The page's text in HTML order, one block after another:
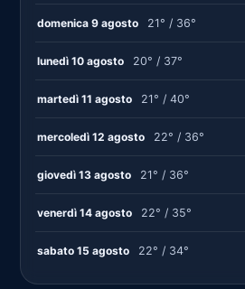
domenica 9 agosto 21° / 36°
lunedì 10 agosto 20° / 37°
martedì 11 agosto 21° / 40°
mercoledì 12 agosto 22° / 36°
giovedì 13 agosto 21° / 36°
venerdì 14 agosto 22° / 35°
sabato 15 agosto 22° / 34°